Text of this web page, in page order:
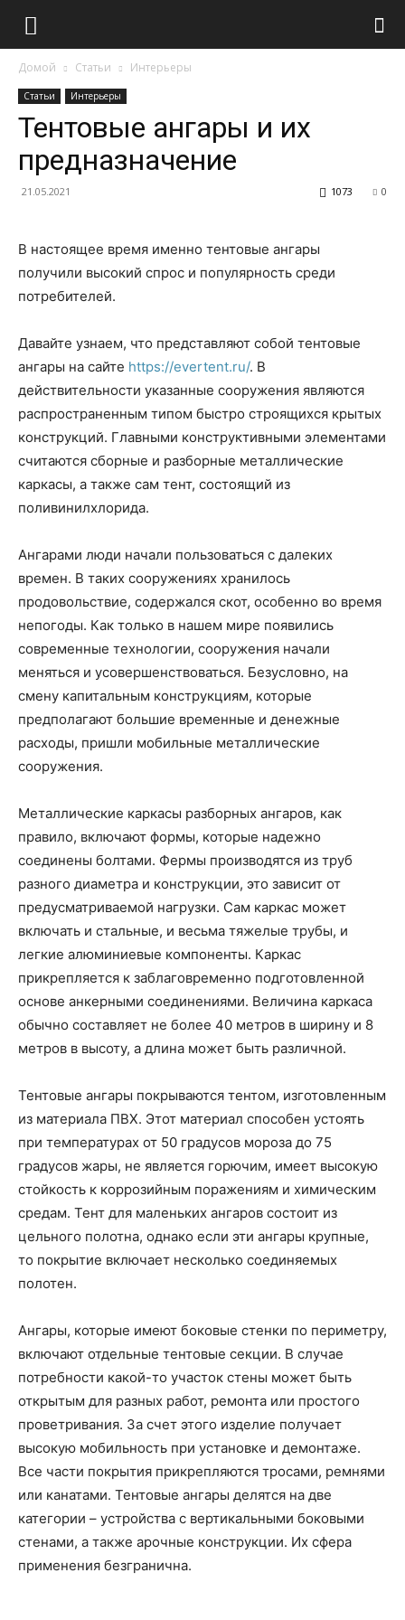
Домой Статьи Интерьеры
Статьи Интерьеры
Тентовые ангары и их
предназначение
21.05.2021 0
1073
В настоящее время именно тентовые ангары
получили высокий спрос и популярность среди
потребителей.
Давайте узнаем, что представляют собой тентовые
ангары на сайте https://evertent.ru/. В
действительности указанные сооружения являются
распространенным типом быстро строящихся крытых
конструкций. Главными конструктивными элементами
считаются сборные и разборные металлические
каркасы, а также сам тент, состоящий из
поливинилхлорида.
Ангарами люди начали пользоваться с далеких
времен. В таких сооружениях хранилось
продовольствие, содержался скот, особенно во время
непогоды. Как только в нашем мире появились
современные технологии, сооружения начали
меняться и усовершенствоваться. Безусловно, на
смену капитальным конструкциям, которые
предполагают большие временные и денежные
расходы, пришли мобильные металлические
сооружения.
Металлические каркасы разборных ангаров, как
правило, включают формы, которые надежно
соединены болтами. Фермы производятся из труб
разного диаметра и конструкции, это зависит от
предусматриваемой нагрузки. Сам каркас может
включать и стальные, и весьма тяжелые трубы, и
легкие алюминиевые компоненты. Каркас
прикрепляется к заблаговременно подготовленной
основе анкерными соединениями. Величина каркаса
обычно составляет не более 40 метров в ширину и 8
метров в высоту, а длина может быть различной.
Тентовые ангары покрываются тентом, изготовленным
из материала ПВХ. Этот материал способен устоять
при температурах от 50 градусов мороза до 75
градусов жары, не является горючим, имеет высокую
стойкость к коррозийным поражениям и химическим
средам. Тент для маленьких ангаров состоит из
цельного полотна, однако если эти ангары крупные,
то покрытие включает несколько соединяемых
полотен.
Ангары, которые имеют боковые стенки по периметру,
включают отдельные тентовые секции. В случае
потребности какой-то участок стены может быть
открытым для разных работ, ремонта или простого
проветривания. За счет этого изделие получает
высокую мобильность при установке и демонтаже.
Все части покрытия прикрепляются тросами, ремнями
или канатами. Тентовые ангары делятся на две
категории – устройства с вертикальными боковыми
стенами, а также арочные конструкции. Их сфера
применения безгранична.